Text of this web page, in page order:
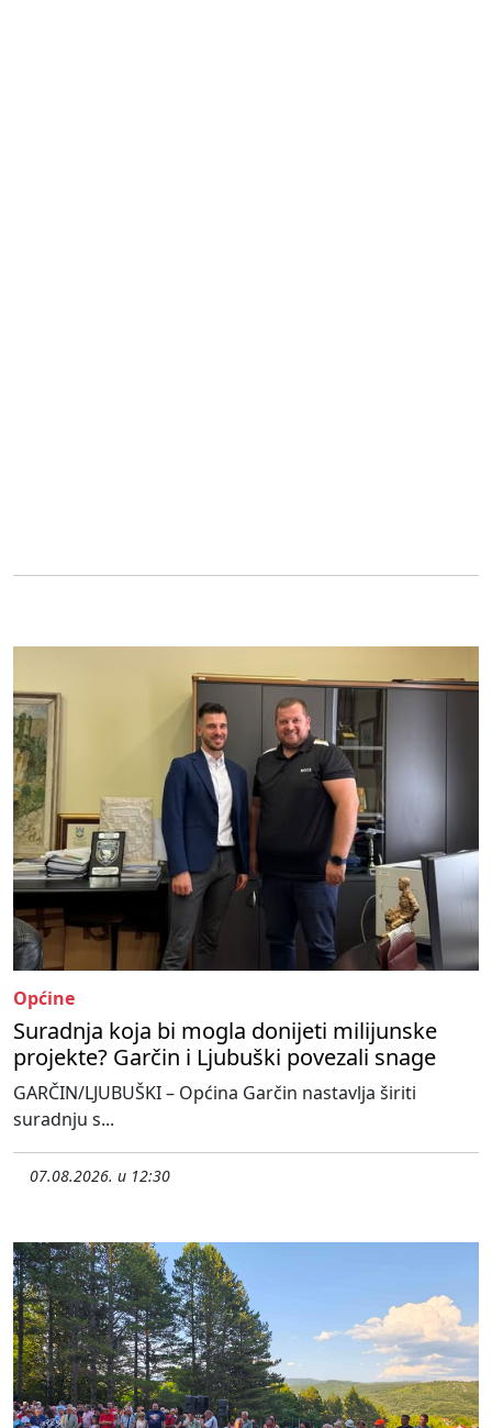
Općine
Suradnja koja bi mogla donijeti milijunske
projekte? Garčin i Ljubuški povezali snage
GARČIN/LJUBUŠKI – Općina Garčin nastavlja širiti
suradnju s...
07.08.2026. u 12:30